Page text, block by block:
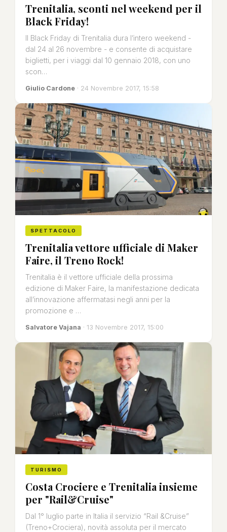
Trenitalia, sconti nel weekend per il
Black Friday!
Il Black Friday di Trenitalia dura l’intero weekend -
dal 24 al 26 novembre - e consente di acquistare
biglietti, per i viaggi dal 10 gennaio 2018, con uno
scon…
Giulio Cardone · 24 Novembre 2017, 15:58
SPETTACOLO
Trenitalia vettore ufficiale di Maker
Faire, il Treno Rock!
Trenitalia è il vettore ufficiale della prossima
edizione di Maker Faire, la manifestazione dedicata
all’innovazione affermatasi negli anni per la
promozione e …
Salvatore Vajana · 13 Novembre 2017, 15:00
TURISMO
Costa Crociere e Trenitalia insieme
per "Rail&Cruise"
Dal 1° luglio parte in Italia il servizio “Rail &Cruise”
(Treno+Crociera), novità assoluta per il mercato